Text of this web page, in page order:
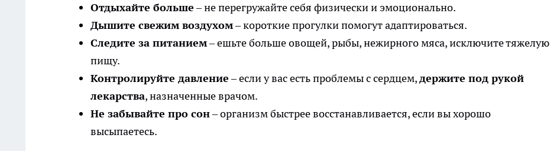
Отдыхайте больше– не перегружайте себя физически и эмоционально.
Дышите свежим воздухом– короткие прогулки помогут адаптироваться.
Следите за питанием– ешьте больше овощей, рыбы, нежирного мяса, исключите тяжелую
пищу.
Контролируйте давление– если у вас есть проблемы с сердцем,держите под рукой
лекарства, назначенные врачом.
Не забывайте про сон– организм быстрее восстанавливается, если вы хорошо
высыпаетесь.